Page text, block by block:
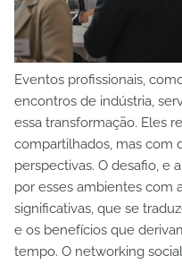
Eventos profissionais,
encontros de indústria,
essa transformação. Eles
compartilhados, mas com
perspectivas. O desafio, e
por esses ambientes com
significativas, que se
e os benefícios que
tempo. O networking